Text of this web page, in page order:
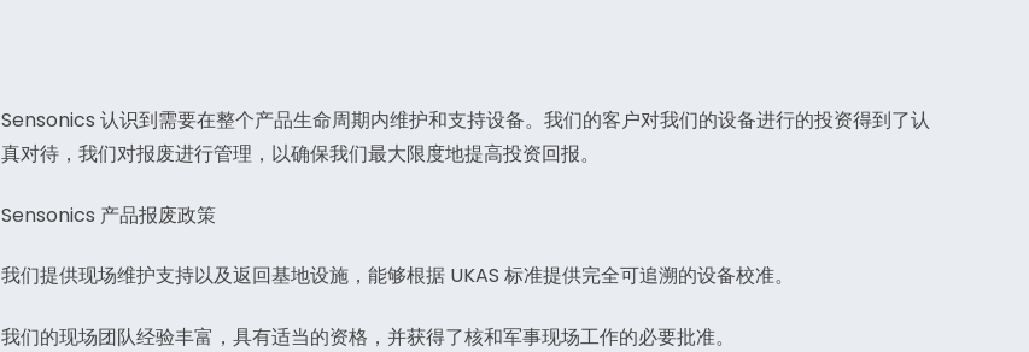
Sensonics 认识到需要在整个产品生命周期内维护和支持设备。我们的客户对我们的设备进行的投资得到了认
真对待，我们对报废进行管理，以确保我们最大限度地提高投资回报。
Sensonics 产品报废政策
我们提供现场维护支持以及返回基地设施，能够根据 UKAS 标准提供完全可追溯的设备校准。
我们的现场团队经验丰富，具有适当的资格，并获得了核和军事现场工作的必要批准。